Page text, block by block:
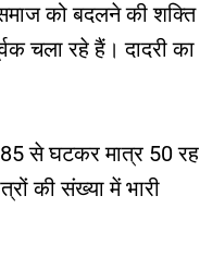
समाज को बदलने की शक्ति
चला रहे हैं। दादरी का
से घटकर मात्र 50 रह
की संख्या में भारी